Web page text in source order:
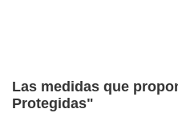
Las medidas que
Protegidas"